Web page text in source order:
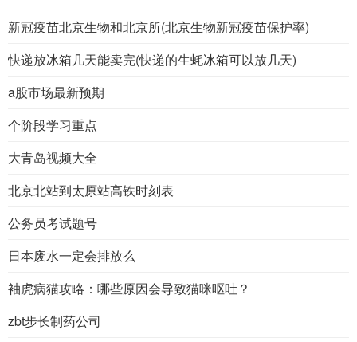
新冠疫苗北京生物和北京所(北京生物新冠疫苗保护率)
快递放冰箱几天能卖完(快递的生蚝冰箱可以放几天)
a股市场最新预期
个阶段学习重点
大青岛视频大全
北京北站到太原站高铁时刻表
公务员考试题号
日本废水一定会排放么
袖虎病猫攻略：哪些原因会导致猫咪呕吐？
zbt步长制药公司